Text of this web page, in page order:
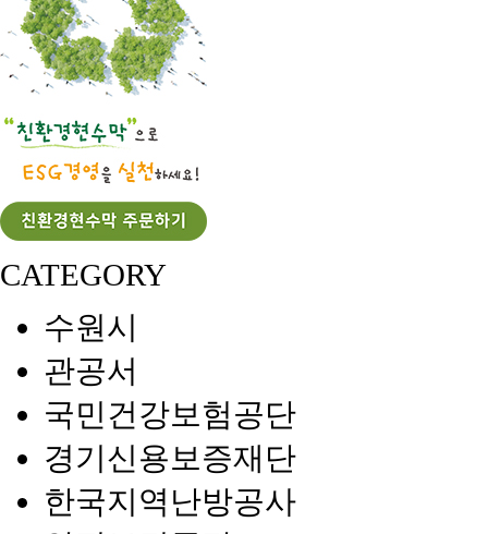
CATEGORY
수원시
관공서
국민건강보험공단
경기신용보증재단
한국지역난방공사